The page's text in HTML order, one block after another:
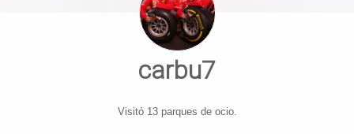
carbu7
Visitó 13 parques de ocio.